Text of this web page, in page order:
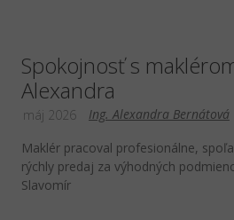
Spokojnosť s
Alexandra
Ing. Alexandra Bernátová
máj 2026
Maklér pracoval profesionálne,
rýchly predaj za výhodných
Slavomír